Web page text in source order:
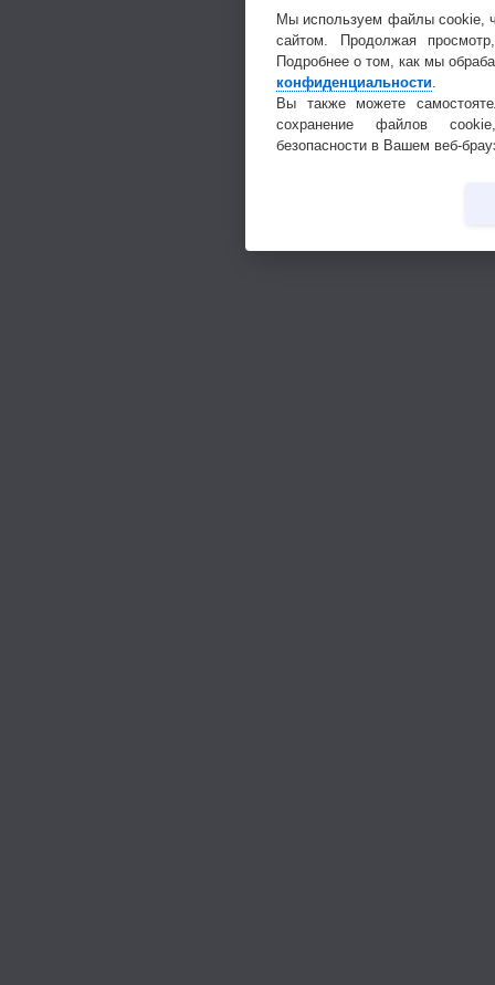
Мы используем файлы cookie,
сайтом. Продолжая
Подробнее о том, как мы
конфиденциальности.
Вы также можете
сохранение файлов
безопасности в Вашем веб-